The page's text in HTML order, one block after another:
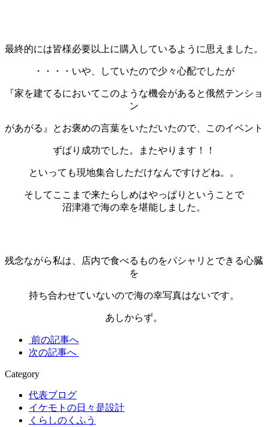
最終的には皆様必要以上に購入しているように思えました。
・・・・いや、していたので少々心配でしたが
『家を建てるにおいてこのような機会があると俄然テンショ
ン
があがる』とお褒めの言葉をいただいたので、このイベント
ずばり成功でした。またやります！！
といっても現地集合しただけなんですけどね。。
そしてここまで来たらしめはやっぱりということで
沼津港で海の幸を堪能しました。
残念ながら私は、店内で食べるものをパシャリとできる心臓
を
持ち合わせていないので海の幸写真はないです。
あしからず。
前の記事へ
次の記事へ
Category
代表ブログ
イケモトの日々是設計
くらしのくふう